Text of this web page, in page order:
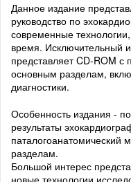
Данное издание
руководство по
современные
время. Исключительный
представляет CD-ROM с
основным разделам,
диагностики.
Особенность издания -
результаты
паталогоанатомический
разделам.
Большой интерес